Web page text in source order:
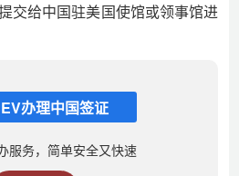
交给中国驻美国使馆或领事馆进
办理中国签证
服务，简单安全又快速